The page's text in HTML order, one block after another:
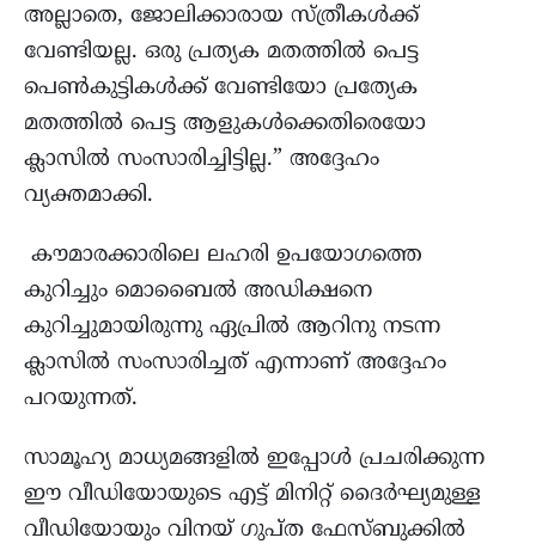
അല്ലാതെ, ജോലിക്കാരായ സ്ത്രീകൾക്ക്
വേണ്ടിയല്ല. ഒരു പ്രത്യക മതത്തിൽ പെട്ട
പെൺകുട്ടികൾക്ക് വേണ്ടിയോ പ്രത്യേക
മതത്തിൽ പെട്ട ആളുകൾക്കെതിരെയോ
ക്ലാസിൽ സംസാരിച്ചിട്ടില്ല.” അദ്ദേഹം
വ്യക്തമാക്കി.
കൗമാരക്കാരിലെ ലഹരി ഉപയോഗത്തെ
കുറിച്ചും മൊബൈൽ അഡിക്ഷനെ
കുറിച്ചുമായിരുന്നു ഏപ്രില്‍ ആറിനു നടന്ന
ക്ലാസില്‍ സംസാരിച്ചത് എന്നാണ് അദ്ദേഹം
പറയുന്നത്.
സാമൂഹ്യ മാധ്യമങ്ങളില്‍ ഇപ്പോള്‍ പ്രചരിക്കുന്ന
ഈ വീഡിയോയുടെ എട്ട് മിനിറ്റ് ദൈർഘ്യമുള്ള
വീഡിയോയും വിനയ് ഗുപ്ത ഫേസ്ബുക്കിൽ